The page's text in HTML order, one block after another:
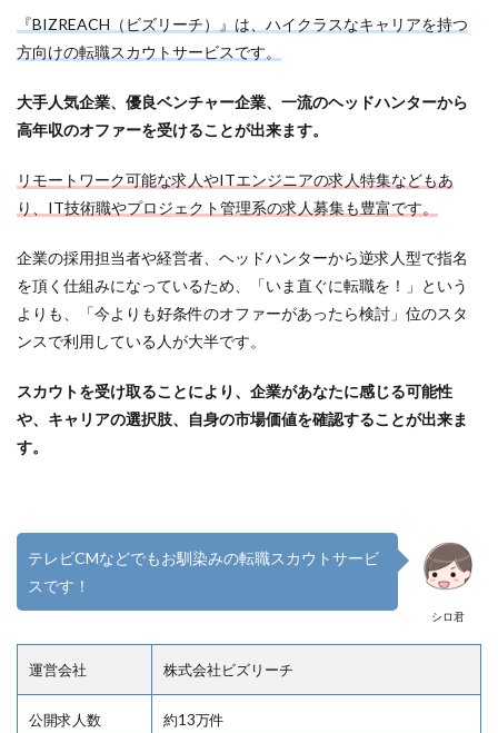
『BIZREACH（ビズリーチ）』は、ハイクラスなキャリアを持つ
方向けの転職スカウトサービスです。
大手人気企業、優良ベンチャー企業、一流のヘッドハンターから
高年収のオファーを受けることが出来ます。
リモートワーク可能な求人やITエンジニアの求人特集などもあ
り、IT技術職やプロジェクト管理系の求人募集も豊富です。
企業の採用担当者や経営者、ヘッドハンターから逆求人型で指名
を頂く仕組みになっているため、「いま直ぐに転職を！」という
よりも、「今よりも好条件のオファーがあったら検討」位のスタ
ンスで利用している人が大半です。
スカウトを受け取ることにより、企業があなたに感じる可能性
や、キャリアの選択肢、自身の市場価値を確認することが出来ま
す。
シロ君
テレビCMなどでもお馴染みの転職スカウトサービ
スです！
運営会社 株式会社ビズリーチ
公開求人数 約13万件